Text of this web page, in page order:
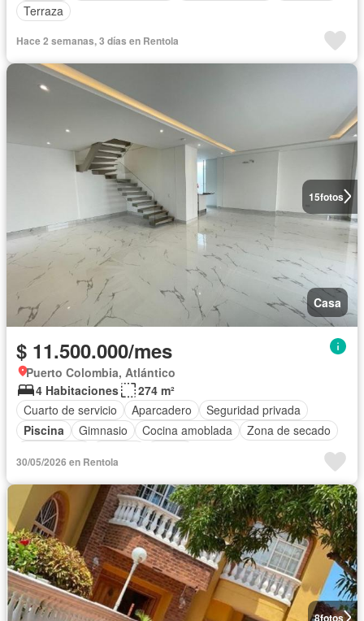
Terraza
Hace 2 semanas, 3 días en Rentola
15fotos
Casa
$ 11.500.000/mes
Puerto Colombia, Atlántico
4 Habitaciones
274 m²
Cuarto de servicio
Aparcadero
Seguridad privada
Piscina
Gimnasio Cocina amoblada
Zona de secado
30/05/2026 en Rentola
8fotos